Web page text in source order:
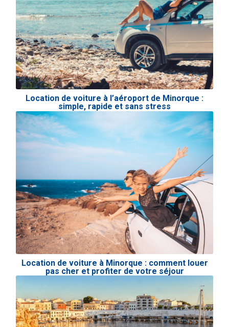
Location de voiture à l’aéroport de Minorque :
simple, rapide et sans stress
Location de voiture à Minorque : comment louer
pas cher et profiter de votre séjour